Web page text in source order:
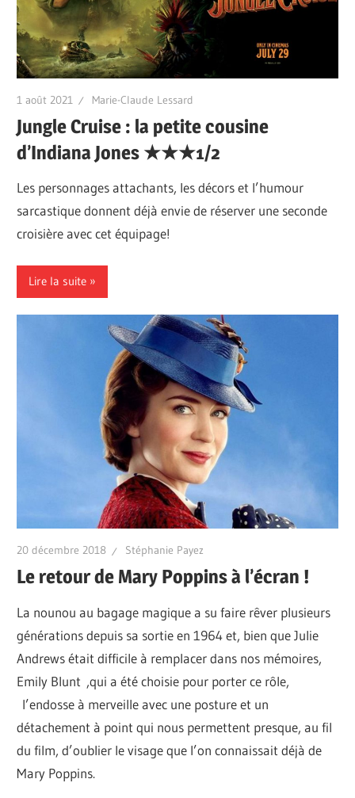
1 août 2021 Marie-Claude Lessard
Jungle Cruise : la petite cousine
d’Indiana Jones ★★★1/2
Les personnages attachants, les décors et l’humour
sarcastique donnent déjà envie de réserver une seconde
croisière avec cet équipage!
Lire la suite
20 décembre 2018 Stéphanie Payez
Le retour de Mary Poppins à l’écran !
La nounou au bagage magique a su faire rêver plusieurs
générations depuis sa sortie en 1964 et, bien que Julie
Andrews était difficile à remplacer dans nos mémoires,
Emily Blunt ,qui a été choisie pour porter ce rôle,
l’endosse à merveille avec une posture et un
détachement à point qui nous permettent presque, au fil
du film, d’oublier le visage que l’on connaissait déjà de
Mary Poppins.